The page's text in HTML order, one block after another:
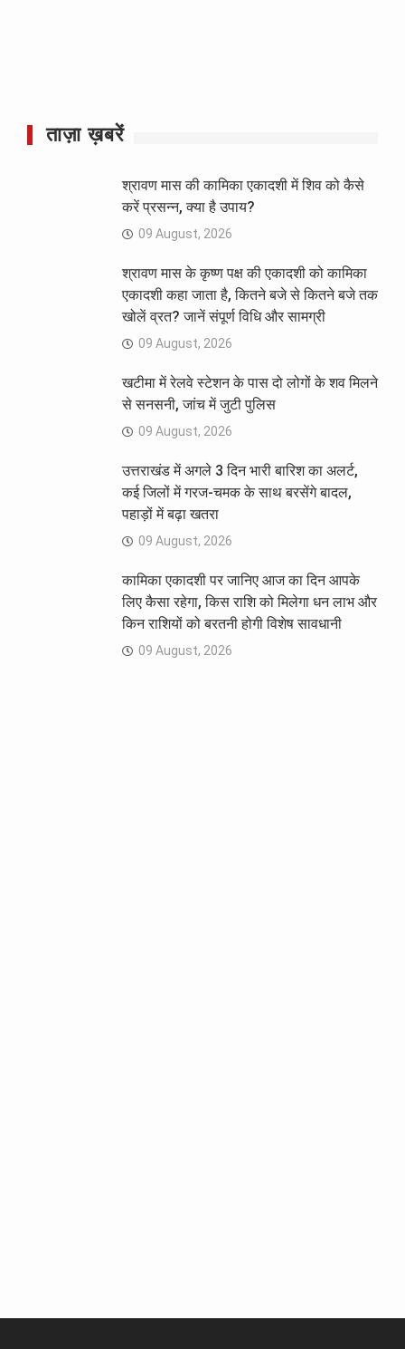
ताज़ा ख़बरें
श्रावण मास की कामिका एकादशी में शिव को कैसे
करें प्रसन्न, क्या है उपाय?
09 August, 2026
श्रावण मास के कृष्ण पक्ष की एकादशी को कामिका
एकादशी कहा जाता है, कितने बजे से कितने बजे तक
खोलें व्रत? जानें संपूर्ण विधि और सामग्री
09 August, 2026
खटीमा में रेलवे स्टेशन के पास दो लोगों के शव मिलने
से सनसनी, जांच में जुटी पुलिस
09 August, 2026
उत्तराखंड में अगले 3 दिन भारी बारिश का अलर्ट,
कई जिलों में गरज-चमक के साथ बरसेंगे बादल,
पहाड़ों में बढ़ा खतरा
09 August, 2026
कामिका एकादशी पर जानिए आज का दिन आपके
लिए कैसा रहेगा, किस राशि को मिलेगा धन लाभ और
किन राशियों को बरतनी होगी विशेष सावधानी
09 August, 2026